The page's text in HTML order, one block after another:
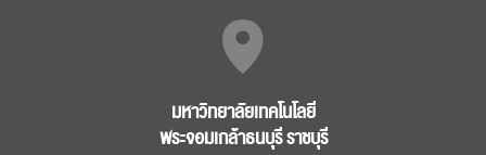
มหาวิทยาลัยเทคโนโลยี
พระจอมเกล้าธนบุรี ราชบุรี